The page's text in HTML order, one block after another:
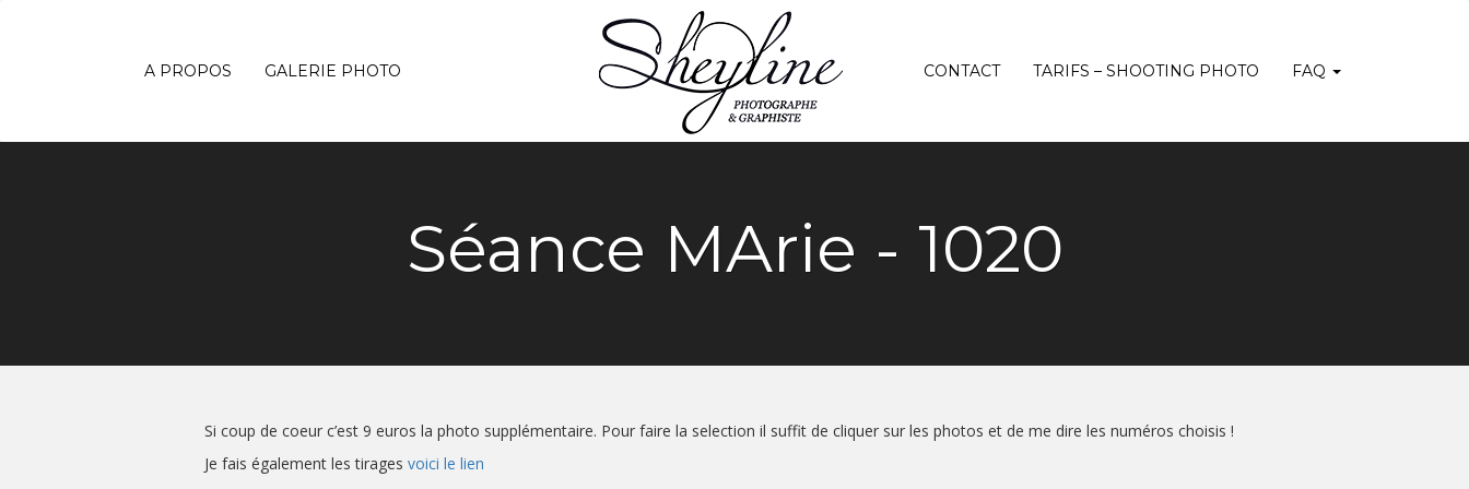
A PROPOS GALERIE PHOTO CONTACT TARIFS – SHOOTING PHOTO FAQ
Séance MArie - 1020
Si coup de coeur c’est 9 euros la photo supplémentaire. Pour faire la selection il suffit de cliquer sur les photos et de me dire les numéros choisis !
Je fais également les tirages voici le lien